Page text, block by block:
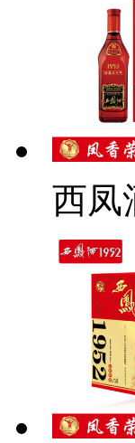
西凤